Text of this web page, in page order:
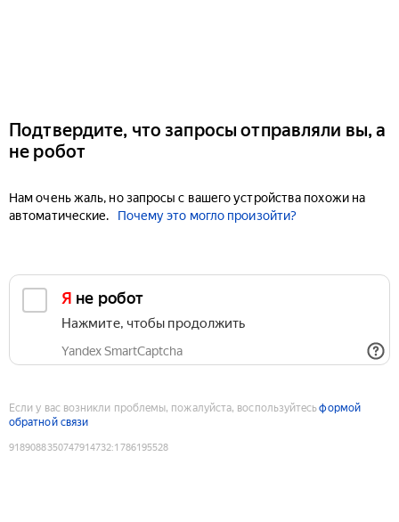
Подтвердите, что запросы отправляли вы, а
не робот
Нам очень жаль, но запросы с вашего устройства похожи на
автоматические.
Почему это могло произойти?
Я не робот
Нажмите, чтобы продолжить
Yandex SmartCaptcha
Если у вас возникли проблемы, пожалуйста, воспользуйтесьформой
обратной связи
9189088350747914732:1786195528